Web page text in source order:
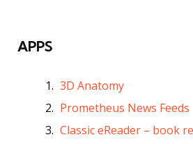
APPS
3D Anatomy
Prometheus News Feeds
Classic eReader – book